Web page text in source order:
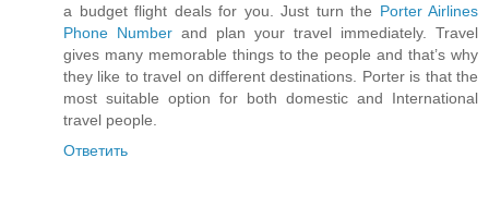
a budget flight deals for you. Just turn the Porter Airlines
Phone Number and plan your travel immediately. Travel
gives many memorable things to the people and that’s why
they like to travel on different destinations. Porter is that the
most suitable option for both domestic and International
travel people.
Ответить